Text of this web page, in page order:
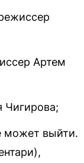
Артем
Чигирова;
может выйти.